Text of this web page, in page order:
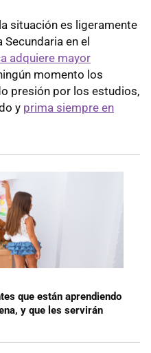
situación es ligeramente
en el
adquiere mayor
momento los
presión por los estudios,
y prima siempre en
que están aprendiendo
y que les servirán